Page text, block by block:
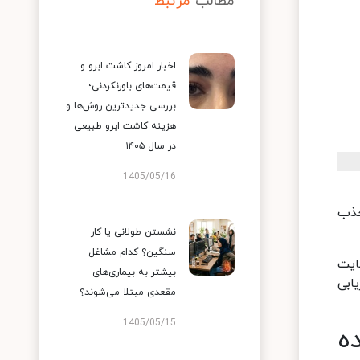
اخبار امروز کاشت ابرو و
قیمت‌های باورنکردنی؛
بررسی جدیدترین روش‌ها و
هزینه کاشت ابرو طبیعی
در سال ۱۴۰۵
1405/05/16
نشستن طولانی یا کار
سنگین؟ کدام مشاغل
بیشتر به بیماری‌های
مقعدی مبتلا می‌شوند؟
1405/05/15